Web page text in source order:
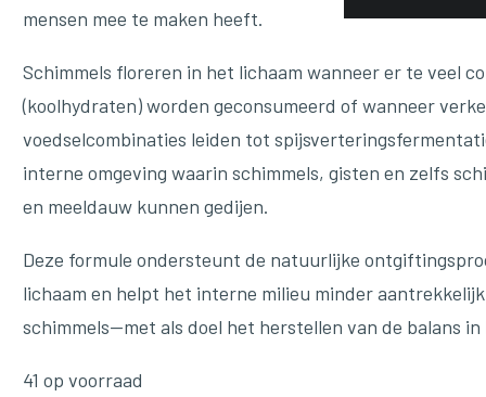
mensen mee te maken heeft.
Schimmels floreren in het lichaam wanneer er te veel
(koolhydraten) worden geconsumeerd of wanneer
voedselcombinaties leiden tot
interne omgeving waarin schimmels, gisten en zelfs
en meeldauw kunnen gedijen.
Deze formule ondersteunt de natuurlijke
lichaam en helpt het interne milieu minder
schimmels—met als doel het herstellen van de balans
41 op voorraad